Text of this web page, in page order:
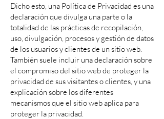
Dicho esto, una Política de Privacidad es una
declaración que divulga una parte o la
totalidad de las prácticas de recopilación,
uso, divulgación, procesos y gestión de datos
de los usuarios y clientes de un sitio web.
También suele incluir una declaración sobre
el compromiso del sitio web de proteger la
privacidad de sus visitantes o clientes, y una
explicación sobre los diferentes
mecanismos que el sitio web aplica para
proteger la privacidad.